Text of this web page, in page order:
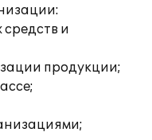
и
продукции;